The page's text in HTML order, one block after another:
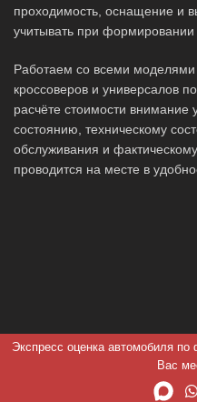
проходимость, оснащение и
учитывать при формировании
Работаем со всеми
кроссоверов и универсалов
расчёте стоимости внимание
состоянию, техническому
обслуживания и
проводится на месте в
Экспресс оценка автомобиля
Вас